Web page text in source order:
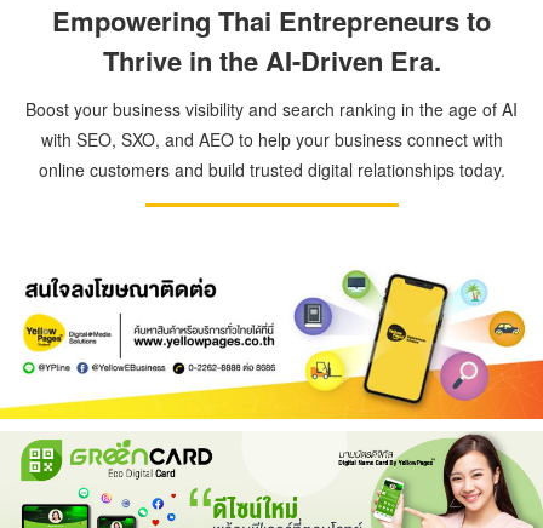
Empowering Thai Entrepreneurs to
Thrive in the AI-Driven Era.
Boost your business visibility and search ranking in the age of AI
with SEO, SXO, and AEO to help your business connect with
online customers and build trusted digital relationships today.